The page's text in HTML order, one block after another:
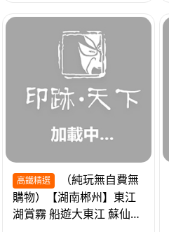
高鐵精選
購物）【湖南郴州】東江
湖賞霧 船遊大東江 蘇仙嶺